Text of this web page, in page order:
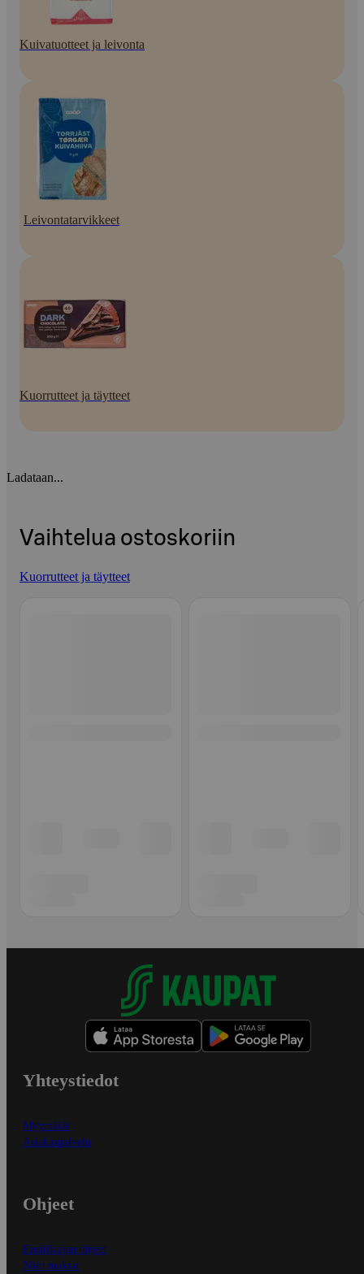
Kuivatuotteet ja leivonta
Leivontatarvikkeet
Kuorrutteet ja täytteet
Ladataan...
Vaihtelua ostoskoriin
Kuorrutteet ja täytteet
Yhteystiedot
Myymälät
Asiakaspalvelu
Ohjeet
Ensitilaajan ohjeet
Näin maksat